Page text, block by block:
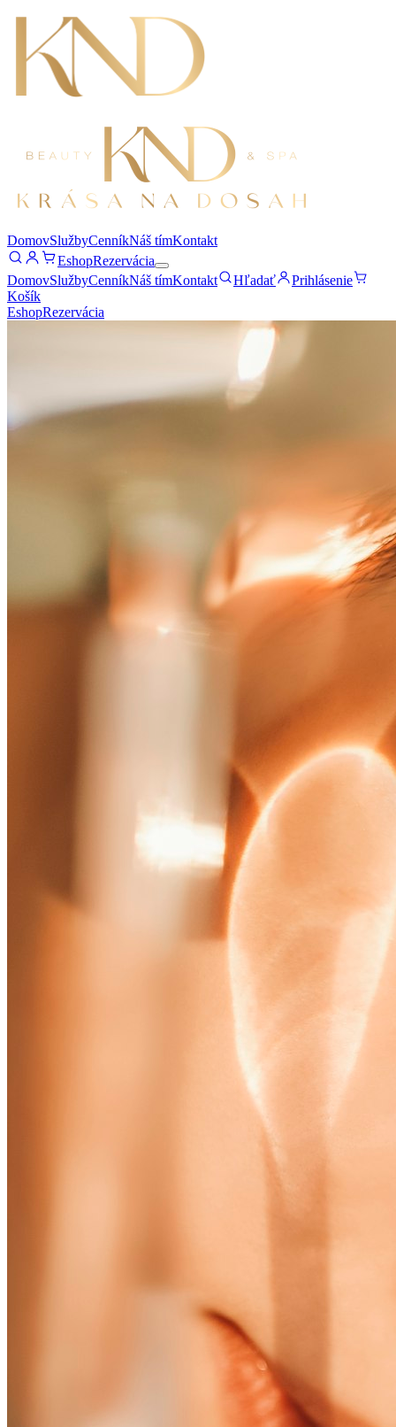
DomovSlužbyCenníkNáš tímKontakt
EshopRezervácia
DomovSlužbyCenníkNáš tímKontakt Hľadať
Prihlásenie
Košík
EshopRezervácia